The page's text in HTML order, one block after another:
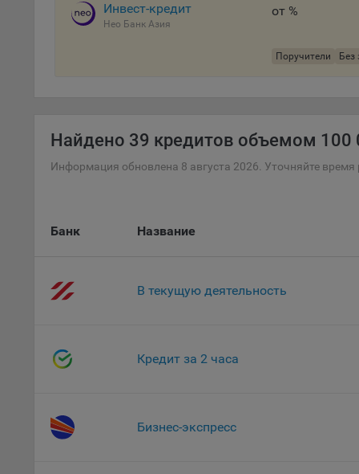
На
Инвест-кредит
Нео Банк Азия
от %
Поручители Без
Найдено 39 кредитов объемом 100
Информация обновлена 8 августа 2026. Уточняйте время
Банк Название
В текущую деятельность
Кредит за 2 часа
Бизнес-экспресс